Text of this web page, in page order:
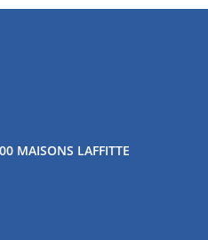
MAISONS LAFFITTE